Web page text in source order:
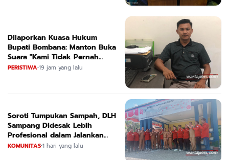
Dilaporkan Kuasa Hukum
Bupati Bombana: Manton Buka
Suara "Kami Tidak Pernah
Menutup Ruang Hak Jawab"
PERISTIWA•19 jam yang lalu
Soroti Tumpukan Sampah, DLH
Sampang Didesak Lebih
Profesional dalam Jalankan
Tugas
KOMUNITAS•1 hari yang lalu